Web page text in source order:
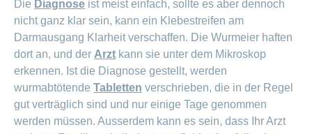
Die Diagnose ist meist einfach, sollte es aber dennoch
nicht ganz klar sein, kann ein Klebestreifen am
Darmausgang Klarheit verschaffen. Die Wurmeier haften
dort an, und der Arzt kann sie unter dem Mikroskop
erkennen. Ist die Diagnose gestellt, werden
wurmabtötende Tabletten verschrieben, die in der Regel
gut verträglich sind und nur einige Tage genommen
werden müssen. Ausserdem kann es sein, dass Ihr Arzt